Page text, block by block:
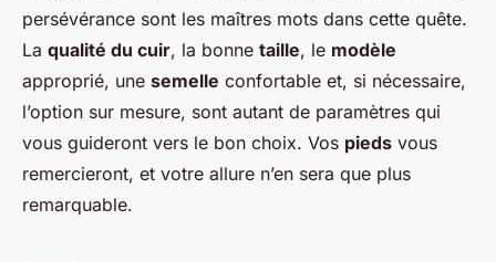
persévérance sont les maîtres mots dans cette quête.
La qualité du cuir, la bonne taille, le modèle
approprié, une semelle confortable et, si nécessaire,
l’option sur mesure, sont autant de paramètres qui
vous guideront vers le bon choix. Vos pieds vous
remercieront, et votre allure n’en sera que plus
remarquable.